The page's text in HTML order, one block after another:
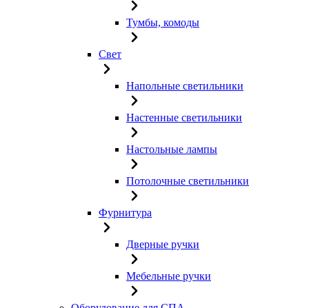
Тумбы, комоды
Свет
Напольные светильники
Настенные светильники
Настольные лампы
Потолочные светильники
Фурнитура
Дверные ручки
Мебельные ручки